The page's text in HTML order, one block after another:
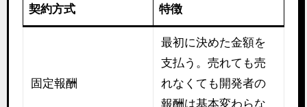
契約方式 特徴
固定報酬
最初に決めた金額を
支払う。売れても売
れなくても開発者の
報酬は基本変わらな